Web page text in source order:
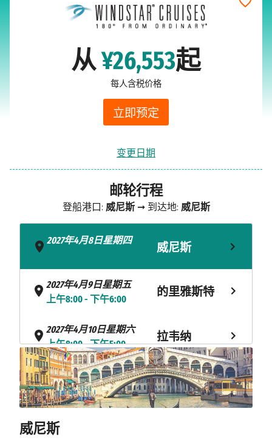
从¥26,553起
每人含税价格
立即预定
变更日期
邮轮行程
登船港口: 威尼斯➞ 到达地: 威尼斯
2027年4月8日星期四
威尼斯
2027年4月9日星期五
上午8:00 - 下午6:00
的里雅斯特
2027年4月10日星期六
上午8:00 - 下午5:00
拉韦纳
2027年4月11日星期日
上午8:00 - 下午4:00
奥帕蒂亚
2027年4月12日星期一
上午10:00 - 下午5:00
威尼斯